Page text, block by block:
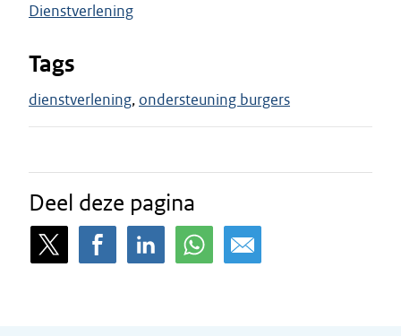
Dienstverlening
Tags
dienstverlening ondersteuning burgers
Deel deze pagina